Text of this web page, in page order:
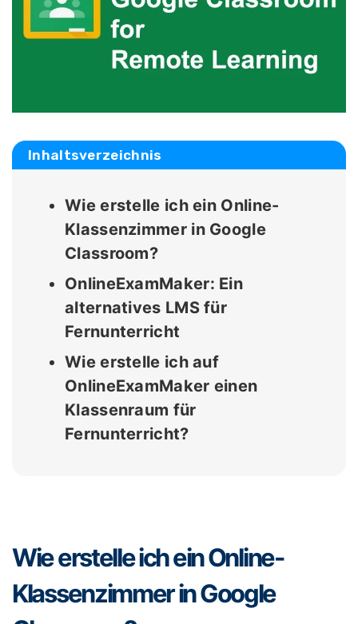
Inhaltsverzeichnis
Wie erstelle ich ein Online-
Klassenzimmer in Google
Classroom?
OnlineExamMaker: Ein
alternatives LMS für
Fernunterricht
Wie erstelle ich auf
OnlineExamMaker einen
Klassenraum für
Fernunterricht?
Wie erstelle ich ein Online-
Klassenzimmer in Google